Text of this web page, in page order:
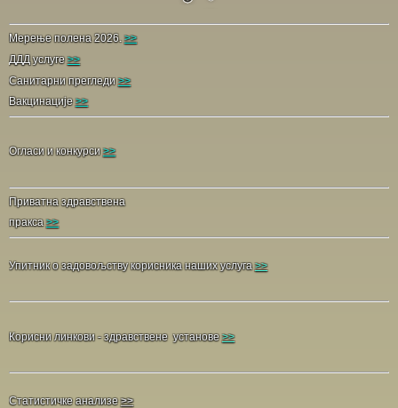
Мерење полена 2026.>>
ДДД услуге>>
Санитарни прегледи>>
Вакцинације>>
Огласи и конкурси>>
Приватна здравствена
пракса>>
Упитник о задовољству корисника наших услуга>>
Корисни линкови - здравствене установе >>
Статистичке анализе>>